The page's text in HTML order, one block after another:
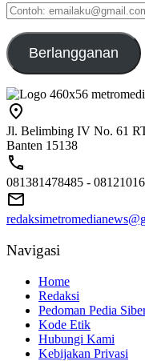
Contoh:
emailaku@gmail.com
Berlangganan
Jl. Belimbing IV No. 61
Banten 15138
081381478485 -
Navigasi
Home
Redaksi
Pedoman Pedia
Kode Etik
Hubungi Kami
Kebijakan Privasi